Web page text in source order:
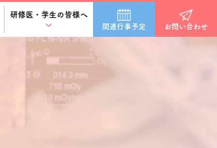
研修医・学生の皆様へ
関連行事予定 お問い合わせ